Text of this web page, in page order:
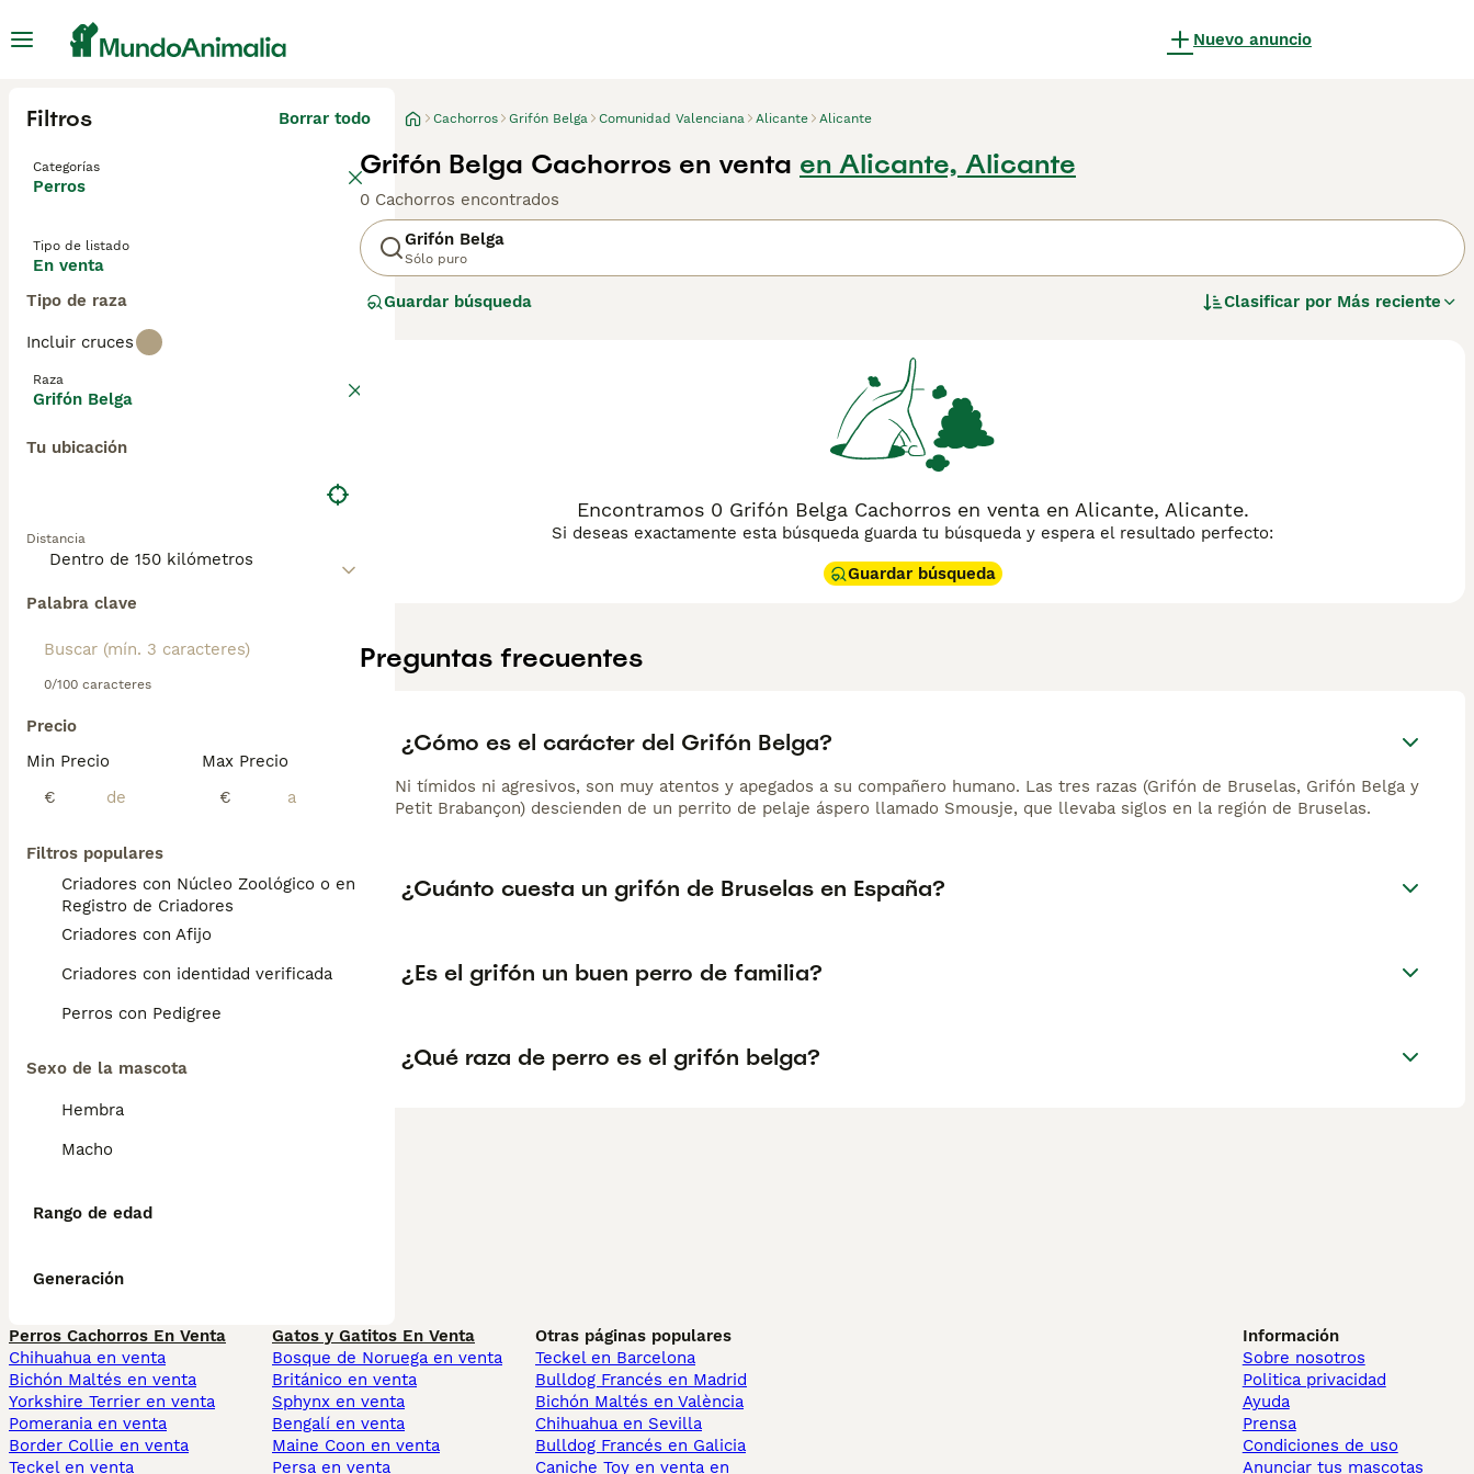
Nuevo anuncio
Filtros Borrar todo
Categorías
Perros
Tipo de listado
En venta
Tipo de raza
Incluir cruces
Raza
Grifón Belga
Tu ubicación
Distancia
Palabra clave
0/100 caracteres
Precio
Min Precio
€
Max Precio
€
Filtros populares
Criadores con Núcleo Zoológico o en el
Registro de Criadores
Criadores con Afijo
Criadores con identidad verificada
Perros con Pedigree
Sexo de la mascota
Hembra
Macho
Rango de edad
Generación
Cachorros Grifón Belga Comunidad Valenciana Alicante Alicante
Grifón Belga Cachorros en venta en Alicante, Alicante
0 Cachorros encontrados
Grifón Belga
Sólo puro
Guardar búsqueda Clasificar por Más reciente
Encontramos 0 Grifón Belga Cachorros en venta en Alicante, Alicante.
Si deseas exactamente esta búsqueda guarda tu búsqueda y espera el resultado perfecto:
Guardar búsqueda
Preguntas frecuentes
¿Cómo es el carácter del Grifón Belga?
Ni tímidos ni agresivos, son muy atentos y apegados a su compañero humano. Las tres razas (Grifón de Bruselas, Grifón Belga y
Petit Brabançon) descienden de un perrito de pelaje áspero llamado Smousje, que llevaba siglos en la región de Bruselas.
¿Cuánto cuesta un grifón de Bruselas en España?
¿Es el grifón un buen perro de familia?
¿Qué raza de perro es el grifón belga?
Perros Cachorros En Venta
Chihuahua en venta
Bichón Maltés en venta
Yorkshire Terrier en venta
Pomerania en venta
Border Collie en venta
Teckel en venta
Gatos y Gatitos En Venta
Bosque de Noruega en venta
Británico en venta
Sphynx en venta
Bengalí en venta
Maine Coon en venta
Persa en venta
Otras páginas populares
Teckel en Barcelona
Bulldog Francés en Madrid
Bichón Maltés en València
Chihuahua en Sevilla
Bulldog Francés en Galicia
Caniche Toy en venta en
Información
Sobre nosotros
Politica privacidad
Ayuda
Prensa
Condiciones de uso
Anunciar tus mascotas